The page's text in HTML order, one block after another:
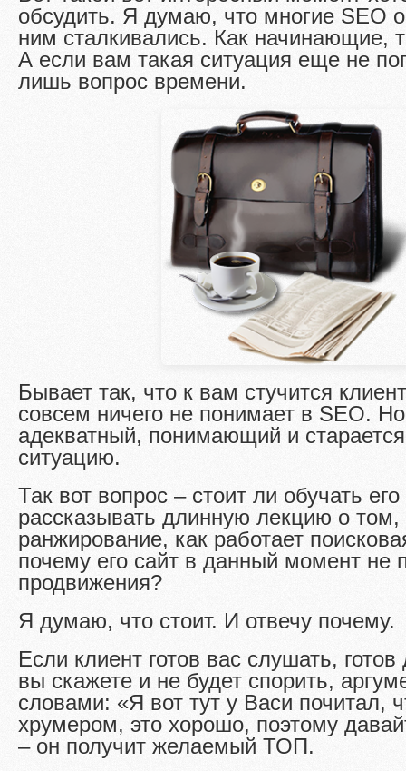
обсудить. Я думаю, что многие SEO
ним сталкивались. Как начинающие,
А если вам такая ситуация еще не
лишь вопрос времени.
Бывает так, что к вам стучится
совсем ничего не понимает в SEO.
адекватный, понимающий и
ситуацию.
Так вот вопрос – стоит ли обучать
рассказывать длинную лекцию о том,
ранжирование, как работает
почему его сайт в данный момент не
продвижения?
Я думаю, что стоит. И отвечу почему.
Если клиент готов вас слушать, готов
вы скажете и не будет спорить,
словами: «Я вот тут у Васи почитал,
хрумером, это хорошо, поэтому
– он получит желаемый ТОП.